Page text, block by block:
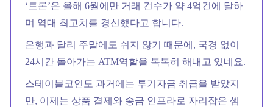
‘트론’은 올해 6월에만 거래 건수가 약 4억건에 달하
며 역대 최고치를 경신했다고 합니다.
은행과 달리 주말에도 쉬지 않기 때문에, 국경 없이
24시간 돌아가는 ATM역할을 톡톡히 해내고 있네요.
스테이블코인도 과거에는 투기자금 취급을 받았지
만, 이제는 상품 결제와 송금 인프라로 자리잡은 셈